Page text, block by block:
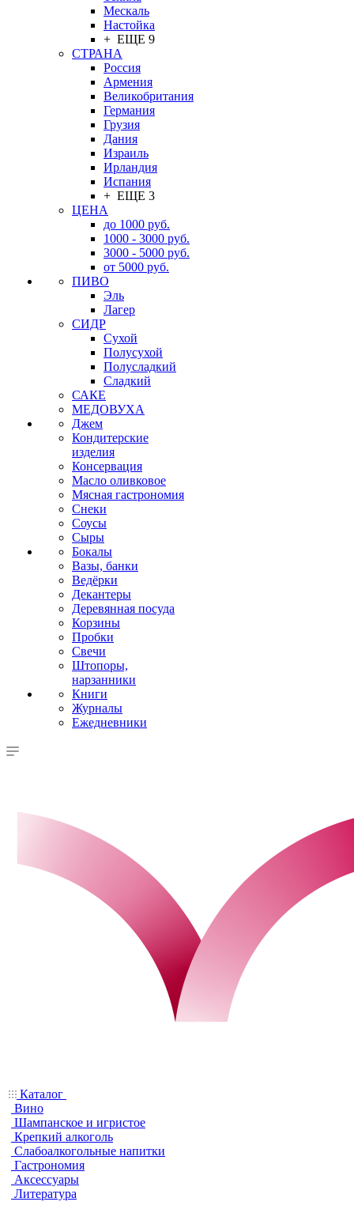
Мескаль
Настойка
+ ЕЩЕ 9
СТРАНА
Россия
Армения
Великобритания
Германия
Грузия
Дания
Израиль
Ирландия
Испания
+ ЕЩЕ 3
ЦЕНА
до 1000 руб.
1000 - 3000 руб.
3000 - 5000 руб.
от 5000 руб.
ПИВО
Эль
Лагер
СИДР
Сухой
Полусухой
Полусладкий
Сладкий
САКЕ
МЕДОВУХА
Джем
Кондитерские
изделия
Консервация
Масло оливковое
Мясная гастрономия
Снеки
Соусы
Сыры
Бокалы
Вазы, банки
Ведёрки
Декантеры
Деревянная посуда
Корзины
Пробки
Свечи
Штопоры,
нарзанники
Книги
Журналы
Ежедневники
Каталог
Вино
Шампанское и игристое
Крепкий алкоголь
Слабоалкогольные напитки
Гастрономия
Аксессуары
Литература